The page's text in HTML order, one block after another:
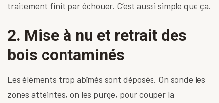
traitement finit par échouer. C’est aussi simple que ça.
2. Mise à nu et retrait des
bois contaminés
Les éléments trop abîmés sont déposés. On sonde les
zones atteintes, on les purge, pour couper la